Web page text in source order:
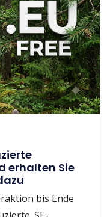
erhalten Sie
bis Ende